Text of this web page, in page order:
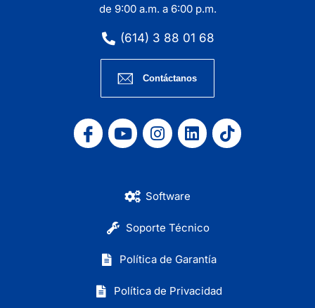
de 9:00 a.m. a 6:00 p.m.
(614) 3 88 01 68
Contáctanos
Software
Soporte Técnico
Política de Garantía
Política de Privacidad